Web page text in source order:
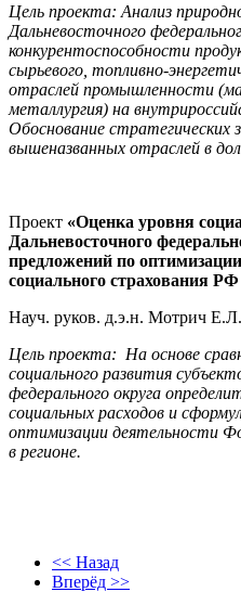
Цель проекта: Анализ
Дальневосточного
конкурентоспособности
сырьевого, топливно-
отраслей промышленности
металлургия) на
Обоснование стратегических
вышеназванных отраслей в
Проект «Оценка уровня
Дальневосточного
предложений по
социального страхования РФ
Науч. руков. д.э.н. Мотрич Е.Л.
Цель проекта: На основе
социального развития
федерального округа
социальных расходов и
оптимизации деятельности
в регионе.
<< Назад
Вперёд >>